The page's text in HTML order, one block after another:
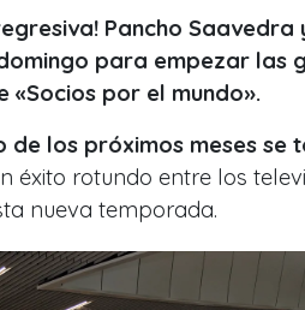
Pancho
para empezar las
por el mundo».
de los próximos meses se
éxito rotundo entre los
nueva temporada.